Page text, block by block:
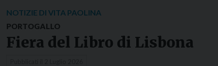
NOTIZIE DI VITA PAOLINA
PORTOGALLO
Fiera del Libro di Lisbona